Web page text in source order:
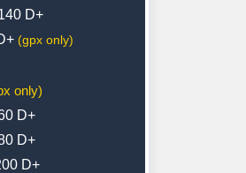
D+
(gpx only)
only)
D+
D+
D+